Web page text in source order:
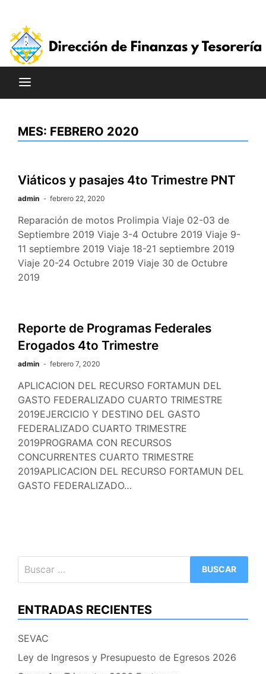
contenido
MES: FEBRERO 2020
Viáticos y pasajes 4to Trimestre PNT
admin febrero 22, 2020
Reparación de motos Prolimpia Viaje 02-03 de
Septiembre 2019 Viaje 3-4 Octubre 2019 Viaje 9-
11 septiembre 2019 Viaje 18-21 septiembre 2019
Viaje 20-24 Octubre 2019 Viaje 30 de Octubre
2019
Reporte de Programas Federales
Erogados 4to Trimestre
admin febrero 7, 2020
APLICACION DEL RECURSO FORTAMUN DEL
GASTO FEDERALIZADO CUARTO TRIMESTRE
2019EJERCICIO Y DESTINO DEL GASTO
FEDERALIZADO CUARTO TRIMESTRE
2019PROGRAMA CON RECURSOS
CONCURRENTES CUARTO TRIMESTRE
2019APLICACION DEL RECURSO FORTAMUN DEL
GASTO FEDERALIZADO…
ENTRADAS RECIENTES
SEVAC
Ley de Ingresos y Presupuesto de Egresos 2026